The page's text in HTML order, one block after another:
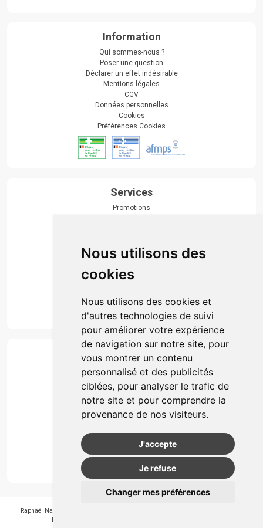
Nous utilisons des
cookies
Nous utilisons des cookies et
d'autres technologies de suivi
pour améliorer votre expérience
de navigation sur notre site, pour
vous montrer un contenu
personnalisé et des publicités
ciblées, pour analyser le trafic de
notre site et pour comprendre la
provenance de nos visiteurs.
J'accepte
Je refuse
Changer mes préférences
Information
Qui sommes-nous ?
Poser une question
Déclarer un effet indésirable
Mentions légales
CGV
Données personnelles
Cookies
Préférences Cookies
Services
Promotions
Actualités & conseils
Événements
Marques
Suivez-nous
Paiement
Simple, rapide et 100% sécurisé
Retrait & Livriason
Retrait en automate ou Locker
Livraison chez vous
Raphaël Nahon